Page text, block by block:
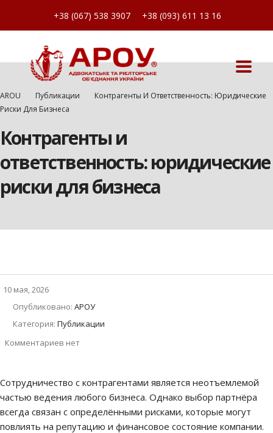
+38 (067) 538 3907 +38 (093) 611 13 16
AROU Публикации
Контрагенты И Ответственность: Юридические
Риски Для Бизнеса
Контрагенты и
ответственность: юридические
риски для бизнеса
10 мая, 2026
Опубликовано: АРОУ
Категория: Публикации
Комментариев нет
Сотрудничество с контрагентами является неотъемлемой
частью ведения любого бизнеса. Однако выбор партнёра
всегда связан с определёнными рисками, которые могут
повлиять на репутацию и финансовое состояние компании.